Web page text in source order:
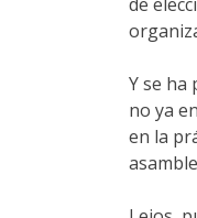
Y se ha
no ya
en la